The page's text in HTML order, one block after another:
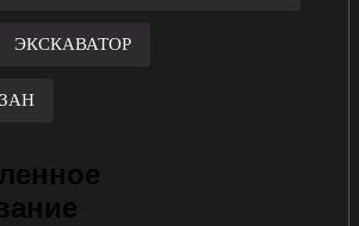
ЭКСКАВАТОР